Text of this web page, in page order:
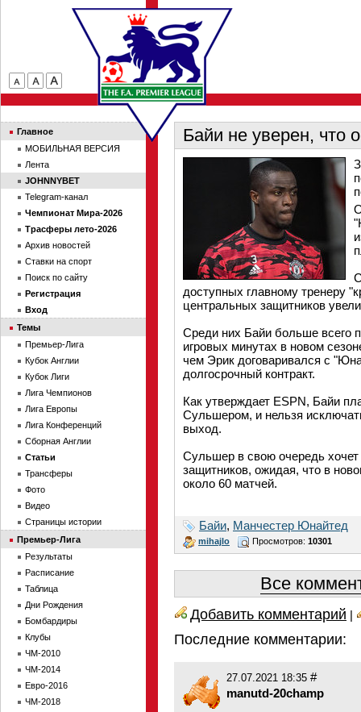
Байи не уверен, что
доступных главному тренеру
центральных защитников
Среди них Байи больше всего
игровых минутах в новом
чем Эрик договаривался с
долгосрочный контракт.
Как утверждает ESPN, Байи
Сульшером, и нельзя
выход.
Сульшер в свою очередь
защитников, ожидая, что в
около 60 матчей.
Байи, Манчестер Юнайтед
mihajlo Просмотров: 10301
Все
Добавить комментарий |
Последние комментарии:
27.07.2021 18:35 #
manutd-20champ
Главное
МОБИЛЬНАЯ ВЕРСИЯ
Лента
JOHNNYBET
Telegram-канал
Чемпионат Мира-2026
Трасферы лето-2026
Архив новостей
Ставки на спорт
Поиск по сайту
Регистрация
Вход
Темы
Премьер-Лига
Кубок Англии
Кубок Лиги
Лига Чемпионов
Лига Европы
Лига Конференций
Сборная Англии
Статьи
Трансферы
Фото
Видео
Страницы истории
Премьер-Лига
Результаты
Расписание
Таблица
Дни Рождения
Бомбардиры
Клубы
ЧМ-2010
ЧМ-2014
Евро-2016
ЧМ-2018